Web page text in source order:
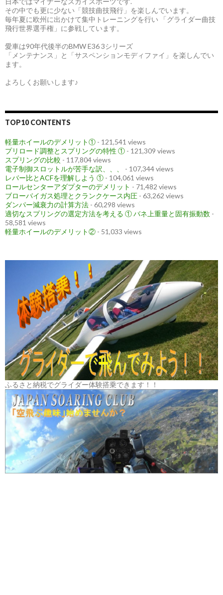
その中でも更に少ない「競技曲技飛行」を楽しんでいます。
毎年夏に欧州に出かけて集中トレーニングを行い 「グライダー曲技
飛行世界選手権」に参戦しています。
愛車は90年代後半のBMW E36 3シリーズ
「メンテナンス」と「サスペンションモディファイ」を楽しんでい
ます。
よろしくお願いします♪
TOP10 CONTENTS
軽量ホイールのデメリット① - 121,541 views
プリロード調整とスプリングの特性 ① - 121,309 views
スプリングの比較 - 117,804 views
電子制御スロットルが苦手な訳、、、
- 107,344 views
レバー比とACFを理解しよう ① - 104,061 views
ロールセンターアダプターのデメリット - 71,482 views
ブローバイガス処理とクランクケース内圧 - 63,262 views
ダンパー減衰力の計算方法 - 60,298 views
適切なスプリングの選定方法を考える ① バネ上重量と固有振動数 -
58,581 views
軽量ホイールのデメリット② - 51,033 views
ふるさと納税でグライダー体験搭乗できます！！